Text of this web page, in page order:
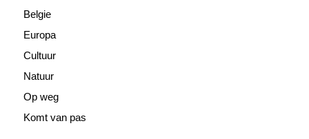
Belgie
Europa
Cultuur
Natuur
Op weg
Komt van pas